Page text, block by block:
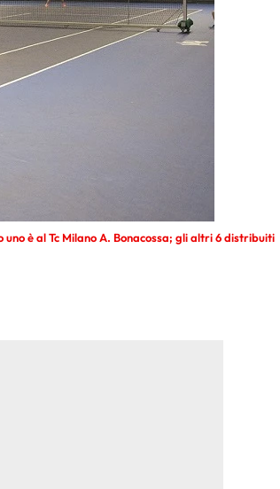
è al Tc Milano A. Bonacossa; gli altri 6 distribuiti